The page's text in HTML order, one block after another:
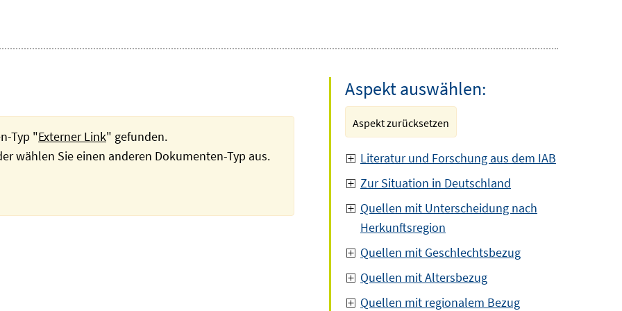
Typ "Externer Link" gefunden.
wählen Sie einen anderen Dokumenten-Typ aus.
Aspekt auswählen:
Aspekt zurücksetzen
Literatur und Forschung aus dem IAB
Zur Situation in Deutschland
Quellen mit Unterscheidung nach
Herkunftsregion
Quellen mit Geschlechtsbezug
Quellen mit Altersbezug
Quellen mit regionalem Bezug